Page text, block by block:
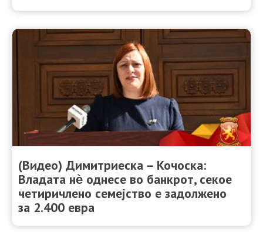
(Видео) Димитриеска – Кочоска:
Владата нѐ однесе во банкрот, секое
четиричлено семејство е задолжено
за 2.400 евра